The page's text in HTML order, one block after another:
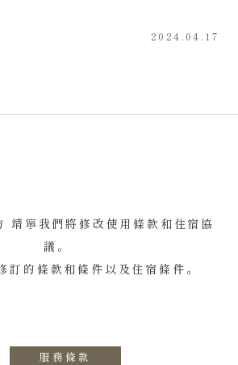
2024.04.17
靖寧我們將修改使用條款和住宿協
議。
訂的條款和條件以及住宿條件。
服務條款